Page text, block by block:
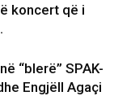
koncert që i
“blerë” SPAK-
Engjëll Agaçi